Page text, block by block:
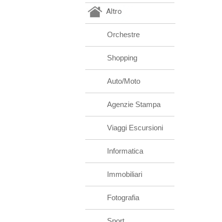
Altro
Orchestre
Shopping
Auto/Moto
Agenzie Stampa
Viaggi Escursioni
Informatica
Immobiliari
Fotografia